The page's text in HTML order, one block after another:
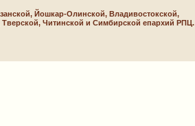
Йошкар-Олинской, Владивостокской,
Читинской и Симбирской епархий РПЦ.